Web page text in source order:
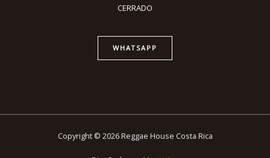
CERRADO
WHATSAPP
Copyright © 2026 Reggae House Costa Rica